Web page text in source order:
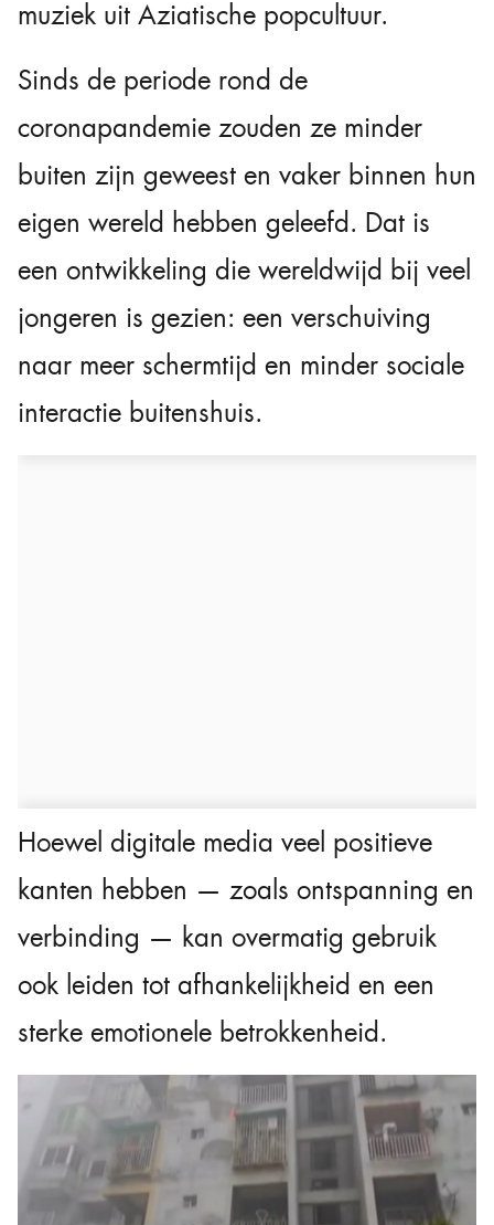
muziek uit Aziatische popcultuur.
Sinds de periode rond de
coronapandemie zouden ze minder
buiten zijn geweest en vaker binnen hun
eigen wereld hebben geleefd. Dat is
een ontwikkeling die wereldwijd bij veel
jongeren is gezien: een verschuiving
naar meer schermtijd en minder sociale
interactie buitenshuis.
Hoewel digitale media veel positieve
kanten hebben — zoals ontspanning en
verbinding — kan overmatig gebruik
ook leiden tot afhankelijkheid en een
sterke emotionele betrokkenheid.